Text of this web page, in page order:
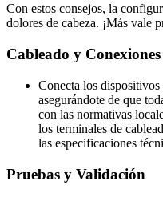
Con estos consejos, la
dolores de cabeza. ¡Más vale
Cableado y Conexiones
Conecta los
asegurándote de que
con las normativas
los terminales de
las especificaciones
Pruebas y Validación